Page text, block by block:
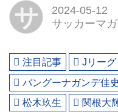
サ
2024-05-12
サッカーマ
注目記事 Jリーグ
バングーナガンデ佳
松木玖生
関根大